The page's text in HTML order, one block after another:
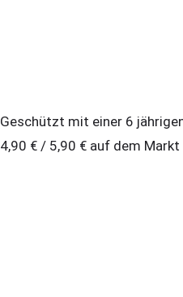
Geschützt mit einer 6
4,90 € / 5,90 € auf dem Markt